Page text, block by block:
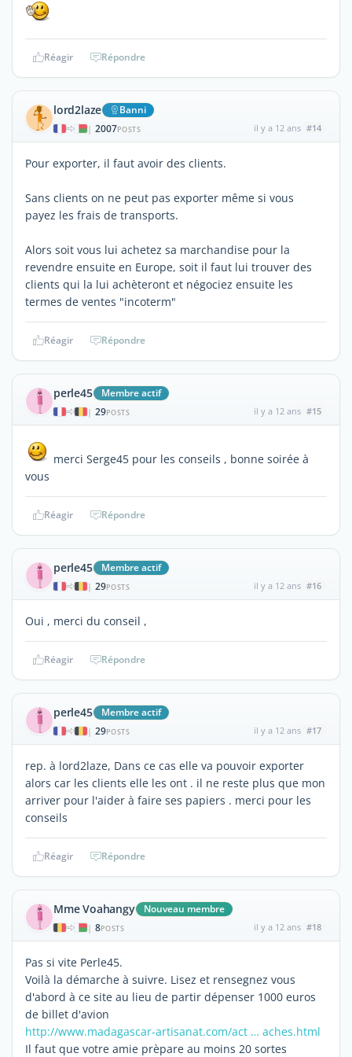
Réagir Répondre
lord2laze Banni
| 2007POSTS il y a 12 ans #14
Pour exporter, il faut avoir des clients.
Sans clients on ne peut pas exporter même si vous
payez les frais de transports.
Alors soit vous lui achetez sa marchandise pour la
revendre ensuite en Europe, soit il faut lui trouver des
clients qui la lui achèteront et négociez ensuite les
termes de ventes "incoterm"
Réagir Répondre
perle45 Membre actif
| 29POSTS il y a 12 ans #15
merci Serge45 pour les conseils , bonne soirée à
vous
Réagir Répondre
perle45 Membre actif
| 29POSTS il y a 12 ans #16
Oui , merci du conseil ,
Réagir Répondre
perle45 Membre actif
| 29POSTS il y a 12 ans #17
rep. à lord2laze, Dans ce cas elle va pouvoir exporter
alors car les clients elle les ont . il ne reste plus que mon
arriver pour l'aider à faire ses papiers . merci pour les
conseils
Réagir Répondre
Mme Voahangy Nouveau membre
| 8POSTS il y a 12 ans #18
Pas si vite Perle45.
Voilà la démarche à suivre. Lisez et rensegnez vous
d'abord à ce site au lieu de partir dépenser 1000 euros
de billet d'avion
http://www.madagascar-artisanat.com/act … aches.html
Il faut que votre amie prèpare au moins 20 sortes